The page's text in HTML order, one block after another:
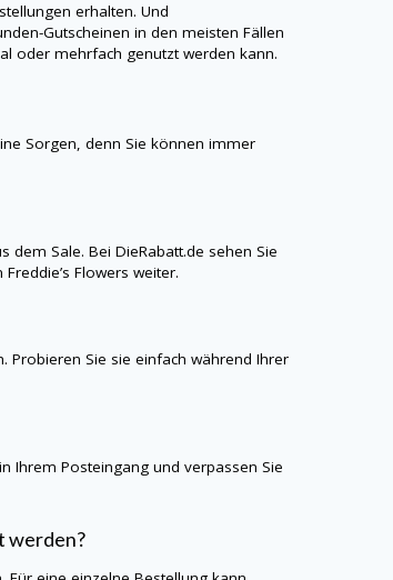
erhalten. Und
Gutscheinen in den meisten Fällen
oder mehrfach genutzt werden kann.
Sorgen, denn Sie können immer
dem Sale. BeiDieRabatt.de sehen Sie
Flowers weiter.
Probieren Sie sie einfach während Ihrer
Ihrem Posteingang und verpassen Sie
werden?